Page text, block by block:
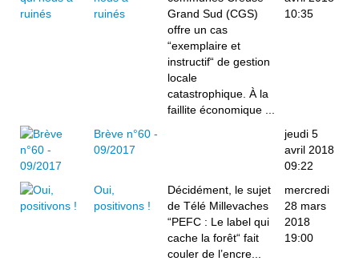
ruinés
Grand Sud (CGS)
offre un cas
“exemplaire et
instructif“ de gestion
locale
catastrophique. À la
faillite économique ...
10:35
Brève n°60 -
09/2017
jeudi 5
avril 2018
09:22
Oui,
positivons !
Décidément, le sujet
de Télé Millevaches
“PEFC : Le label qui
cache la forêt“ fait
couler de l’encre...
mercredi
28 mars
2018
19:00